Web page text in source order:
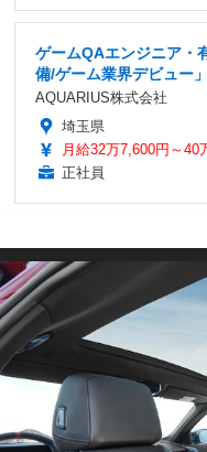
ゲームQAエンジニア・
備/ゲーム業界デビュー
AQUARIUS株式会社
埼玉県
月給32万7,600円～40
正社員